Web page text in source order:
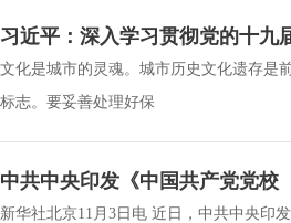
习近平：深入学习贯彻党的十九
文化是城市的灵魂。城市历史文化遗存是
标志。要妥善处理好保
中共中央印发《中国共产党党校
新华社北京11月3日电 近日，中共中央印